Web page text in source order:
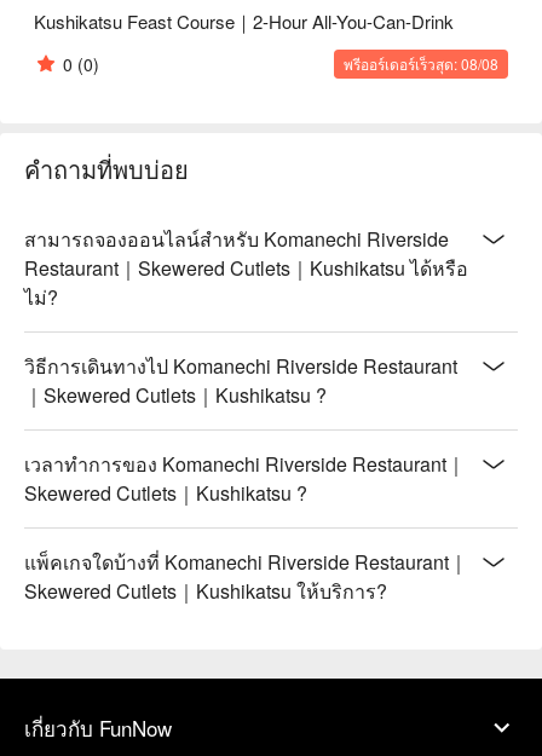
Kushikatsu Feast Course｜2-Hour All-You-Can-Drink
0 (0) พรีออร์เดอร์เร็วสุด: 08/08
คำถามที่พบบ่อย
สามารถจองออนไลน์สำหรับ Komanechi Riverside
Restaurant｜Skewered Cutlets｜Kushikatsu ได้หรือ
ไม่?
วิธีการเดินทางไป Komanechi Riverside Restaurant
｜Skewered Cutlets｜Kushikatsu ?
เวลาทำการของ Komanechi Riverside Restaurant｜
Skewered Cutlets｜Kushikatsu ?
แพ็คเกจใดบ้างที่ Komanechi Riverside Restaurant｜
Skewered Cutlets｜Kushikatsu ให้บริการ?
เกี่ยวกับ FunNow